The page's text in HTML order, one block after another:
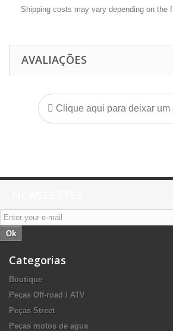
Shipping costs may vary depending on the
AVALIAÇÕES
Clique aqui para deixar um
Ok
Categorias
Boutique
Peças Off-road / ATV
Peças Street
Peças motos de agua